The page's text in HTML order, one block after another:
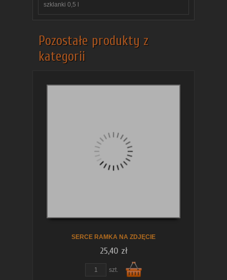
szklanki 0,5 l
Pozostałe produkty z
kategorii
SERCE RAMKA NA ZDJĘCIE
25,40 zł
szt.